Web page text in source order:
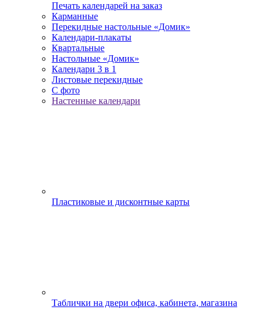
Печать календарей на заказ
Карманные
Перекидные настольные «Домик»
Календари-плакаты
Квартальные
Настольные «Домик»
Календари 3 в 1
Листовые перекидные
С фото
Настенные календари
Пластиковые и дисконтные карты
Таблички на двери офиса, кабинета, магазина